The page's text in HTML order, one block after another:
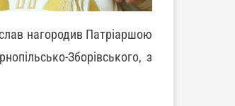
нагородив Патріаршою
Зборівського, з